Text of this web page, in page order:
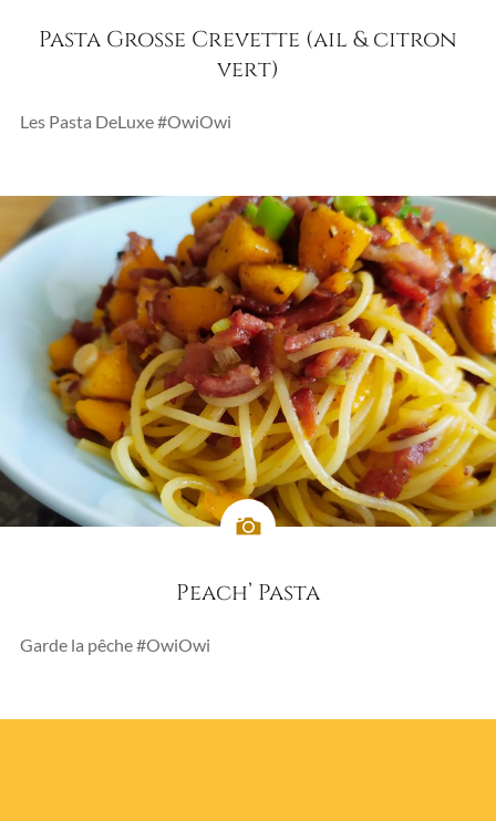
Pasta Grosse Crevette (ail & citron
vert)
Les Pasta DeLuxe #OwiOwi
Peach’ Pasta
Garde la pêche #OwiOwi